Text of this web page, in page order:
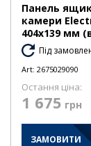
Панель
камери
404х139 мм
Під
Art: 2675029090
Остання ціна:
1 675 грн
ЗАМОВИТИ